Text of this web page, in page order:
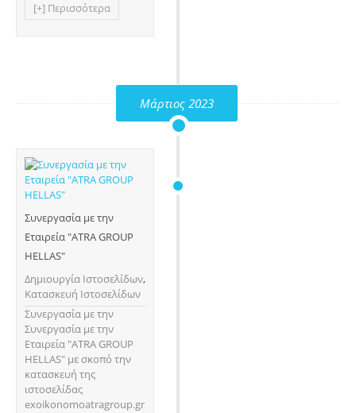
[+] Περισσότερα
Μάρτιος 2023
Συνεργασία με την
Εταιρεία "ATRA GROUP
HELLAS"
Δημιουργία Ιστοσελίδων,
Κατασκευή Ιστοσελίδων
Συνεργασία με την
Συνεργασία με την
Εταιρεία "ATRA GROUP
HELLAS" με σκοπό την
κατασκευή της
ιστοσελίδας
exoikonomoatragroup.gr